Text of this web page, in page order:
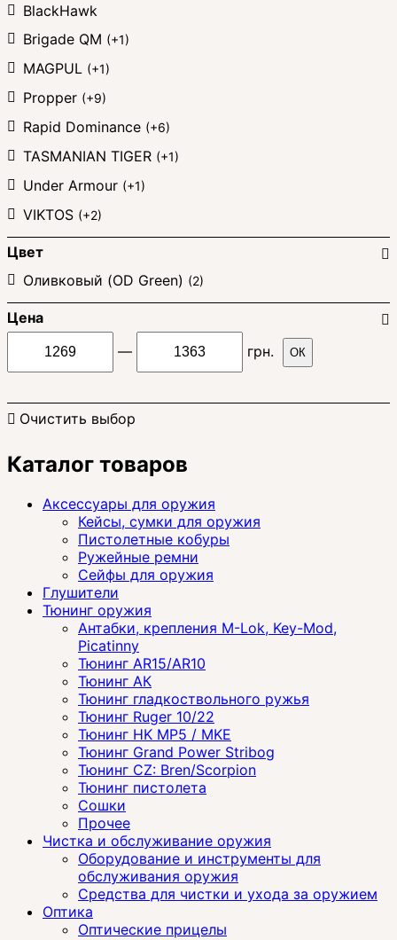
BlackHawk
Brigade QM (+1)
MAGPUL (+1)
Propper (+9)
Rapid Dominance (+6)
TASMANIAN TIGER (+1)
Under Armour (+1)
VIKTOS (+2)
Цвет
Оливковый (OD Green) (2)
Цена
—
грн. ОК
Очистить выбор
Каталог товаров
Аксессуары для оружия
Кейсы, сумки для оружия
Пистолетные кобуры
Ружейные ремни
Сейфы для оружия
Глушители
Тюнинг оружия
Антабки, крепления M-Lok, Key-Mod,
Picatinny
Тюнинг AR15/AR10
Тюнинг АК
Тюнинг гладкоствольного ружья
Тюнинг Ruger 10/22
Тюнинг HK MP5 / MKE
Тюнинг Grand Power Stribog
Тюнинг CZ: Bren/Scorpion
Тюнинг пистолета
Сошки
Прочее
Чистка и обслуживание оружия
Оборудование и инструменты для
обслуживания оружия
Средства для чистки и ухода за оружием
Оптика
Оптические прицелы